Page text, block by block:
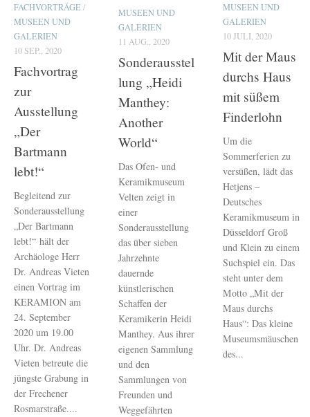
FACHVORTRÄGE /
MUSEEN UND
GALERIEN
10 SEP., 2020
Fachvortrag
zur
Ausstellung
„Der
Bartmann
lebt!“
Begleitend zur
Sonderausstellung
„Der Bartmann
lebt!“ hält der
Archäologe Herr
Dr. Andreas Vieten
einen Vortrag im
KERAMION am
24. September
2020 um 19.00
Uhr. Dr. Andreas
Vieten betreute die
jüngste Grabung in
der Frechener
Rosmarstraße....
MUSEEN UND
GALERIEN
11 AUG., 2020
Sonderausstel
lung „Heidi
Manthey:
Another
World“
Das Ofen- und
Keramikmuseum
Velten zeigt in
einer
Sonderausstellung
das über sieben
Jahrzehnte
dauernde
künstlerischen
Schaffen der
Keramikerin Heidi
Manthey. Aus ihrer
eigenen Sammlung
und den
Sammlungen von
Freunden und
Weggefährten
MUSEEN UND
GALERIEN
10 JULI, 2020
Mit der Maus
durchs Haus
mit süßem
Finderlohn
Um die
Sommerferien zu
versüßen, lädt das
Hetjens –
Deutsches
Keramikmuseum in
Düsseldorf Groß
und Klein zu einem
Suchspiel ein. Das
steht unter dem
Motto „Mit der
Maus durchs
Haus“: Das kleine
Museumsmäuschen
des...